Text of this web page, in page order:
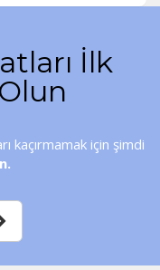
İlk
kaçırmamak için şimdi